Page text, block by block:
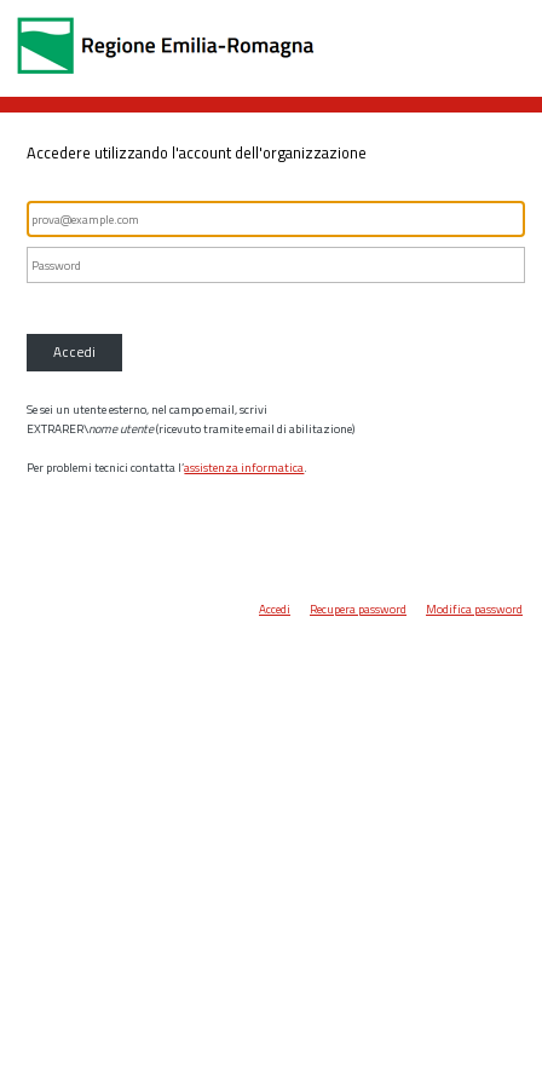
Accedere utilizzando l'account dell'organizzazione
Accedi
Se sei un utente esterno, nel campo email, scrivi
EXTRARER\nome utente(ricevuto tramite email di abilitazione)
Per problemi tecnici contatta l’assistenza informatica.
Accedi Recupera password Modifica password